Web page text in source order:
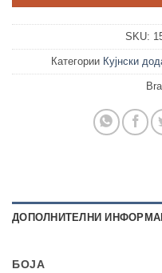
SKU:
Категории Кујнски
ДОПОЛНИТЕЛНИ
БОЈА